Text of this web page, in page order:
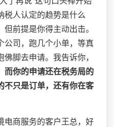
税人认定的趋势是什么
前提是你得主动出击。
公司，跑几个小单，等真
脚去申请。我告诉你，
而你的申请还在税务局的
不只是订单，还有你在客
电商服务的客户王总，好